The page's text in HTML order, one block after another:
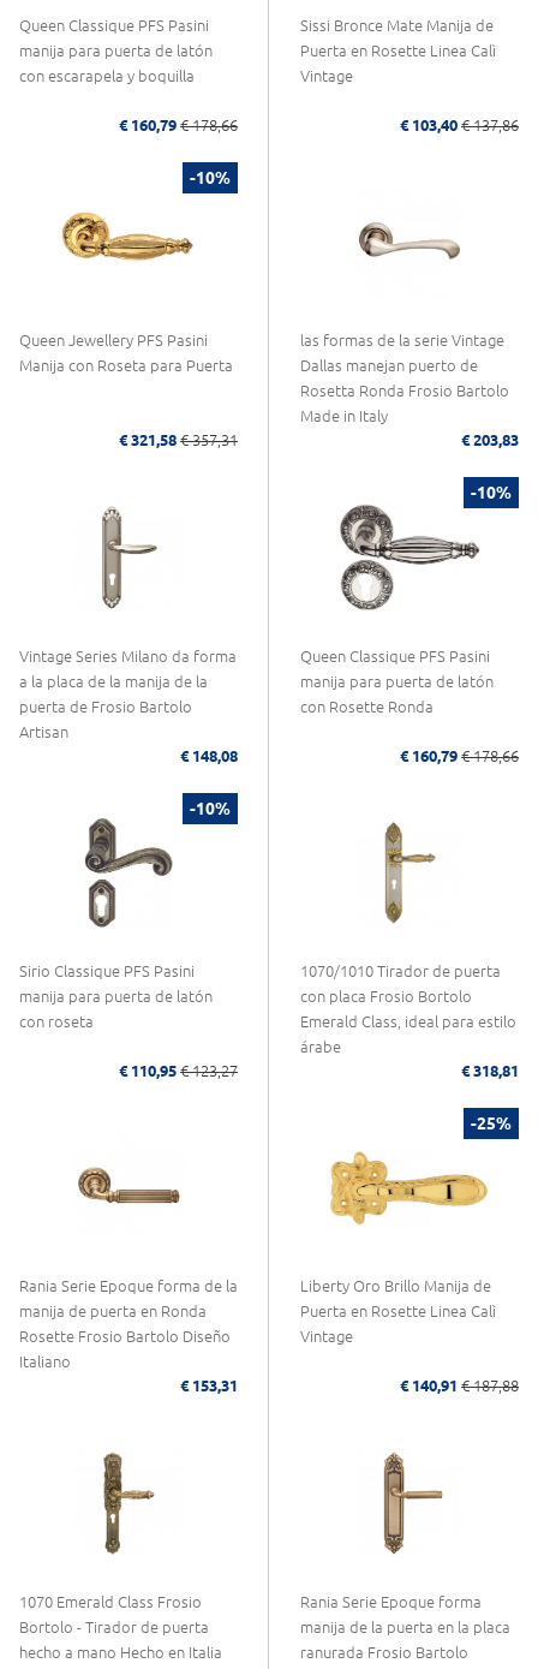
Queen Classique PFS Pasini
manija para puerta de latón
con escarapela y boquilla
€ 160,79 € 178,66
Sissi Bronce Mate Manija de
Puerta en Rosette Linea Calì
Vintage
€ 103,40 € 137,86
-10%
Queen Jewellery PFS Pasini
Manija con Roseta para Puerta
€ 321,58 € 357,31
las formas de la serie Vintage
Dallas manejan puerto de
Rosetta Ronda Frosio Bartolo
Made in Italy
€ 203,83
Vintage Series Milano da forma
a la placa de la manija de la
puerta de Frosio Bartolo
Artisan
€ 148,08
-10%
Queen Classique PFS Pasini
manija para puerta de latón
con Rosette Ronda
€ 160,79 € 178,66
-10%
Sirio Classique PFS Pasini
manija para puerta de latón
con roseta
€ 110,95 € 123,27
1070/1010 Tirador de puerta
con placa Frosio Bortolo
Emerald Class, ideal para estilo
árabe
€ 318,81
Rania Serie Epoque forma de la
manija de puerta en Ronda
Rosette Frosio Bartolo Diseño
Italiano
€ 153,31
-25%
Liberty Oro Brillo Manija de
Puerta en Rosette Linea Calì
Vintage
€ 140,91 € 187,88
1070 Emerald Class Frosio
Bortolo - Tirador de puerta
hecho a mano Hecho en Italia
Rania Serie Epoque forma
manija de la puerta en la placa
ranurada Frosio Bartolo